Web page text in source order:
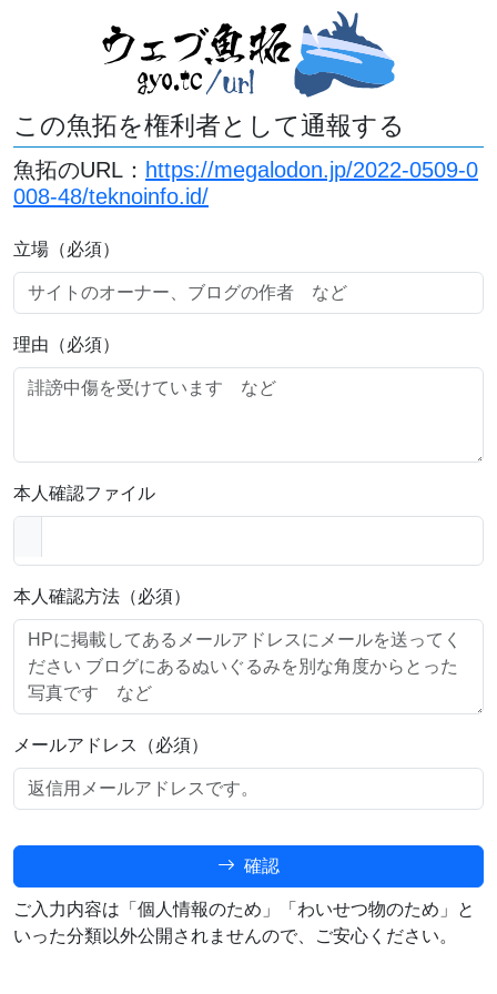
この魚拓を権利者として通報する
魚拓のURL： https://megalodon.jp/2022-0509-0
008-48/teknoinfo.id/
立場（必須）
理由（必須）
本人確認ファイル
本人確認方法（必須）
メールアドレス（必須）
確認
ご入力内容は「個人情報のため」「わいせつ物のため」と
いった分類以外公開されませんので、ご安心ください。